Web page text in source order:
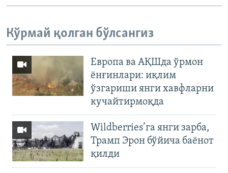
Кўрмай қолган бўлсангиз
Европа ва АҚШда ўрмон
ёнғинлари: иқлим
ўзгариши янги хавфларни
кучайтирмоқда
Wildberries’га янги зарба,
Трамп Эрон бўйича баёнот
қилди